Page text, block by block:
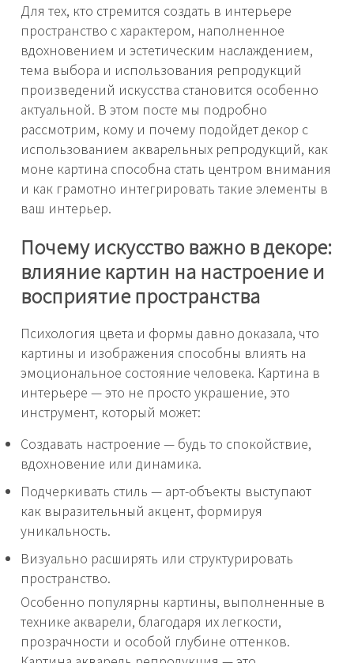
Для тех, кто стремится создать в интерьере
пространство с характером, наполненное
вдохновением и эстетическим наслаждением,
тема выбора и использования репродукций
произведений искусства становится особенно
актуальной. В этом посте мы подробно
рассмотрим, кому и почему подойдет декор с
использованием акварельных репродукций, как
моне картина способна стать центром внимания
и как грамотно интегрировать такие элементы в
ваш интерьер.
Почему искусство важно в декоре:
влияние картин на настроение и
восприятие пространства
Психология цвета и формы давно доказала, что
картины и изображения способны влиять на
эмоциональное состояние человека. Картина в
интерьере — это не просто украшение, это
инструмент, который может:
Создавать настроение — будь то спокойствие,
вдохновение или динамика.
Подчеркивать стиль — арт-объекты выступают
как выразительный акцент, формируя
уникальность.
Визуально расширять или структурировать
пространство.
Особенно популярны картины, выполненные в
технике акварели, благодаря их легкости,
прозрачности и особой глубине оттенков.